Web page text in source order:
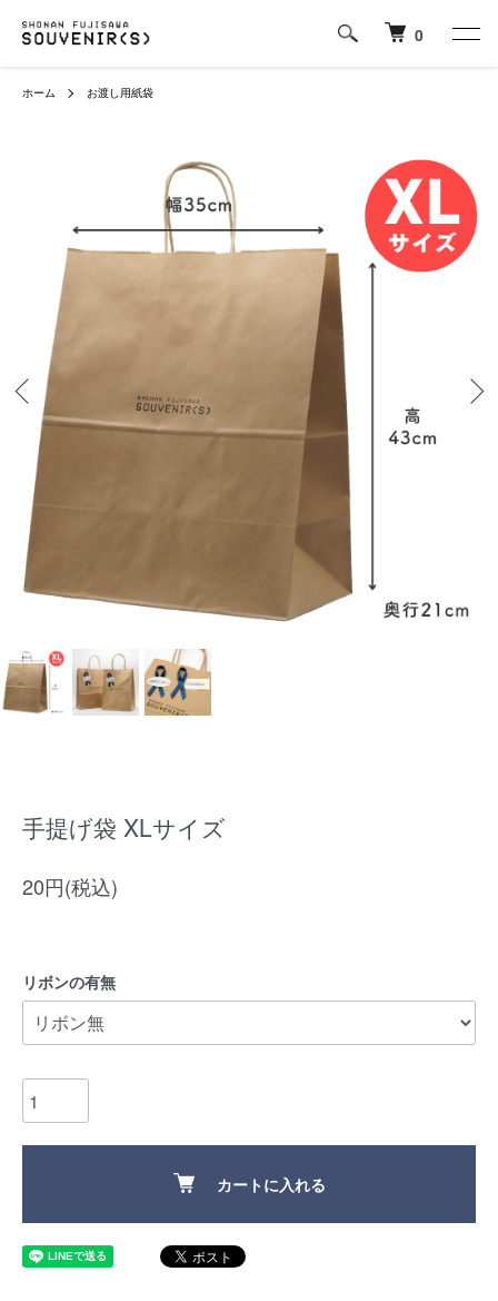
0
ホーム お渡し用紙袋
手提げ袋 XLサイズ
20円(税込)
リボンの有無
カートに入れる